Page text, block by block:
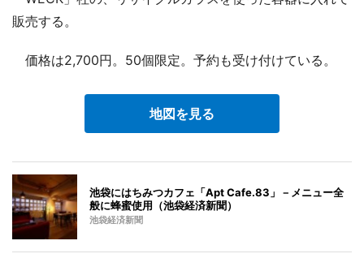
販売する。
価格は2,700円。50個限定。予約も受け付けている。
地図を見る
池袋にはちみつカフェ「Apt Cafe.83」－メニュー全
般に蜂蜜使用（池袋経済新聞）
池袋経済新聞